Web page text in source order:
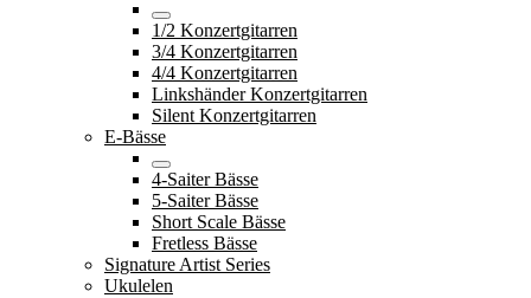
1/2 Konzertgitarren
3/4 Konzertgitarren
4/4 Konzertgitarren
Linkshänder Konzertgitarren
Silent Konzertgitarren
E-Bässe
4-Saiter Bässe
5-Saiter Bässe
Short Scale Bässe
Fretless Bässe
Signature Artist Series
Ukulelen